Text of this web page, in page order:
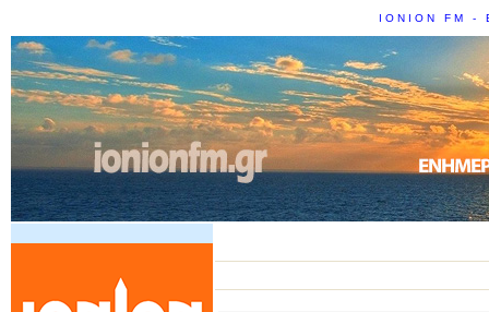
IONION FM -